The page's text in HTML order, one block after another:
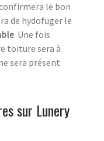
le bon
de hydofuger le
. Une fois
toiture sera à
sera présent
sur Lunery